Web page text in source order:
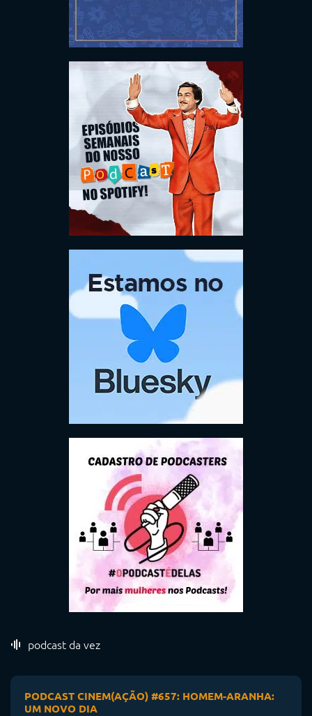
podcast da vez
PODCAST CINEM(AÇÃO) #657: HOMEM-ARANHA:
UM NOVO DIA